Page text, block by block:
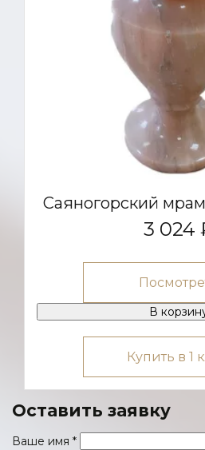
Саяногорский
3 024
В
Купить в 1
Оставить заявку
Ваше имя *